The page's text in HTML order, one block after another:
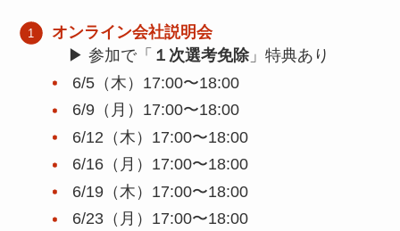
オンライン会社説明会
▶︎ 参加で「 １次選考免除」特典あり
6/5（木）17:00〜18:00
6/9（月）17:00〜18:00
6/12（木）17:00〜18:00
6/16（月）17:00〜18:00
6/19（木）17:00〜18:00
6/23（月）17:00〜18:00